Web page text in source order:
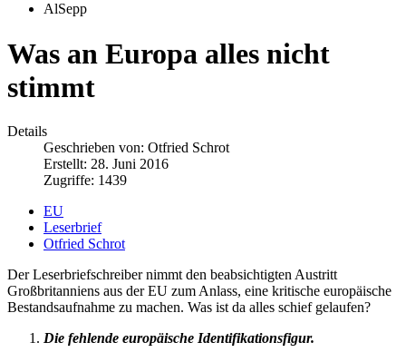
AlSepp
Was an Europa alles nicht
stimmt
Details
Geschrieben von: Otfried Schrot
Erstellt: 28. Juni 2016
Zugriffe: 1439
EU
Leserbrief
Otfried Schrot
Der Leserbriefschreiber nimmt den beabsichtigten Austritt
Großbritanniens aus der EU zum Anlass, eine kritische europäische
Bestandsaufnahme zu machen. Was ist da alles schief gelaufen?
Die fehlende europäische Identifikationsfigur.